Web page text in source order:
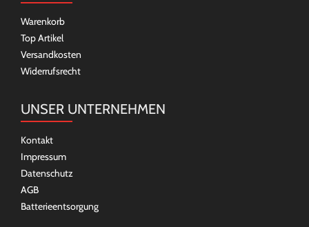
Warenkorb
Top Artikel
Versandkosten
Widerrufsrecht
UNSER UNTERNEHMEN
Kontakt
Impressum
Datenschutz
AGB
Batterieentsorgung